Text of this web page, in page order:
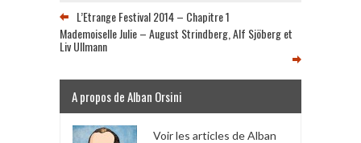
L’Etrange Festival 2014 – Chapitre 1
Mademoiselle Julie – August Strindberg, Alf Sjöberg et
Liv Ullmann
A propos de Alban Orsini
Voir les articles de Alban